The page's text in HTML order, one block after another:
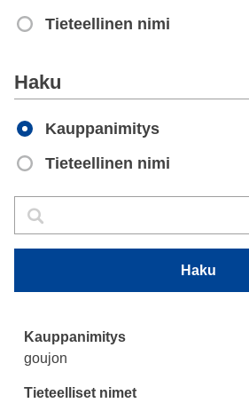
Tieteellinen nimi
Haku
Kauppanimitys
Tieteellinen nimi
Haku
goujon